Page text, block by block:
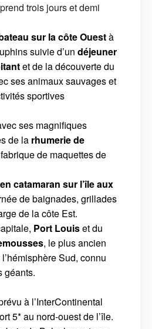
trois jours et demi
sur la côte Ouestà
suivie d’un déjeuner
et de la découverte du
ses animaux sauvages et
sportives
ses magnifiques
de la rhumerie de
de maquettes de
en catamaran sur l’île aux
de baignades, grillades
de la côte Est.
Port Louiset du
, le plus ancien
Sud, connu
géants.
à l’InterContinental
5* au nord-ouest de l’île.